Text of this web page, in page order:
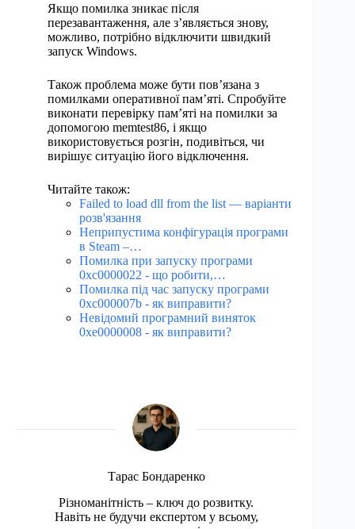
Якщо помилка зникає після
перезавантаження, але з’являється знову,
можливо, потрібно відключити швидкий
запуск Windows.
Також проблема може бути пов’язана з
помилками оперативної пам’яті. Спробуйте
виконати перевірку пам’яті на помилки за
допомогою memtest86, і якщо
використовується розгін, подивіться, чи
вирішує ситуацію його відключення.
Читайте також:
Failed to load dll from the list — варіанти
розв'язання
Неприпустима конфігурація програми
в Steam –…
Помилка при запуску програми
0xc0000022 - що робити,…
Помилка під час запуску програми
0xc000007b - як виправити?
Невідомий програмний виняток
0xe0000008 - як виправити?
Тарас Бондаренко
Різноманітність – ключ до розвитку.
Навіть не будучи експертом у всьому,